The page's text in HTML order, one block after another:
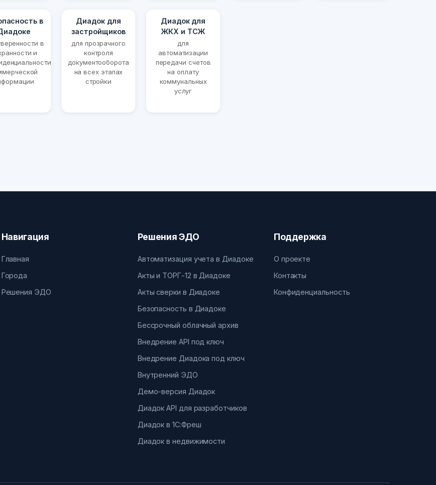
в
в
и
Диадок для
застройщиков
для прозрачного
контроля
документооборота
на всех этапах
стройки
Диадок для
ЖКХ и ТСЖ
для
автоматизации
передачи счетов
на оплату
коммунальных
услуг
Навигация
Главная
Города
Решения ЭДО
Решения ЭДО
Автоматизация учета в Диадоке
Акты и ТОРГ-12 в Диадоке
Акты сверки в Диадоке
Безопасность в Диадоке
Бессрочный облачный архив
Внедрение API под ключ
Внедрение Диадока под ключ
Внутренний ЭДО
Демо-версия Диадок
Диадок API для разработчиков
Диадок в 1С:Фреш
Диадок в недвижимости
Поддержка
О проекте
Контакты
Конфиденциальность